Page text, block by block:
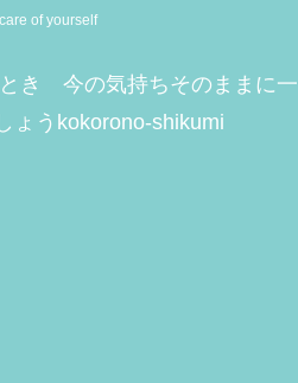
of yourself
き 今の気持ちそのままに一
ょうkokorono-shikumi